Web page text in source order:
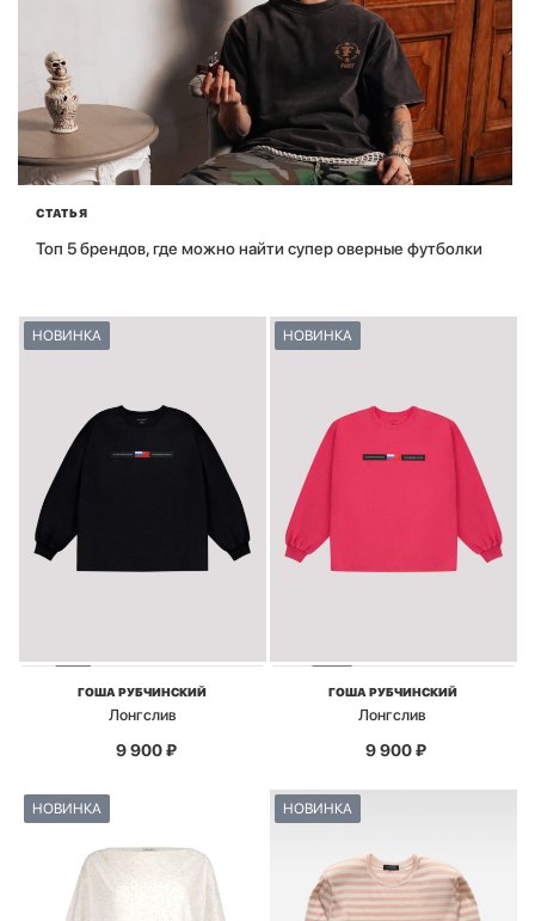
СТАТЬЯ
Топ 5 брендов, где можно найти супер оверные футболки
НОВИНКА
ГОША РУБЧИНСКИЙ
Лонгслив
9 900₽
НОВИНКА
ГОША РУБЧИНСКИЙ
Лонгслив
9 900₽
НОВИНКА НОВИНКА